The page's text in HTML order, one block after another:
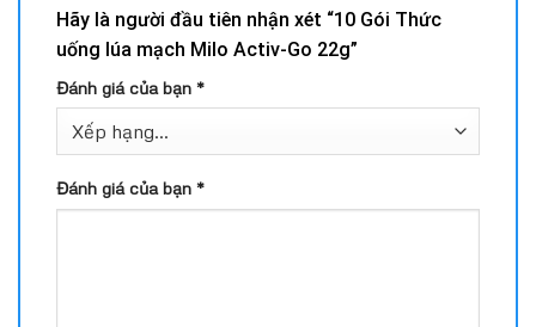
Hãy là người đầu tiên nhận xét “10 Gói Thức
uống lúa mạch Milo Activ-Go 22g”
Đánh giá của bạn *
Đánh giá của bạn *